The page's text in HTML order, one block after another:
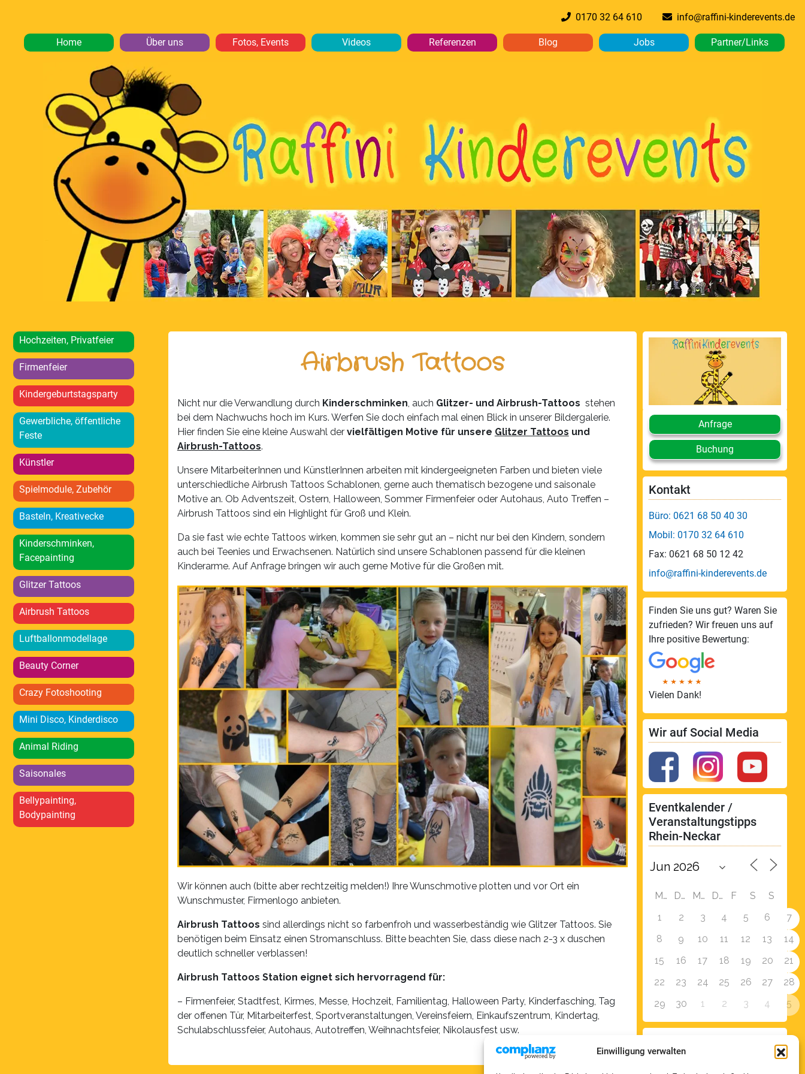
Einwilligung verwalten
0170 32 64 610 info@raffini-kinderevents.de
Home Über uns Fotos, Events Videos Referenzen Blog Jobs Partner/Links
Hochzeiten, Privatfeier
Firmenfeier
Kindergeburtstagsparty
Gewerbliche, öffentliche
Feste
Künstler
Spielmodule, Zubehör
Basteln, Kreativecke
Kinderschminken,
Facepainting
Glitzer Tattoos
Airbrush Tattoos
Luftballonmodellage
Beauty Corner
Crazy Fotoshooting
Mini Disco, Kinderdisco
Animal Riding
Saisonales
Bellypainting,
Bodypainting
Airbrush Tattoos
Nicht nur die Verwandlung durch Kinderschminken, auch Glitzer- und Airbrush-Tattoos stehen
bei dem Nachwuchs hoch im Kurs. Werfen Sie doch einfach mal einen Blick in unserer Bildergalerie.
Hier finden Sie eine kleine Auswahl der vielfältigen Motive für unsere Glitzer Tattoos und
Airbrush-Tattoos.
Unsere MitarbeiterInnen und KünstlerInnen arbeiten mit kindergeeigneten Farben und bieten viele
unterschiedliche Airbrush Tattoos Schablonen, gerne auch thematisch bezogene und saisonale
Motive an. Ob Adventszeit, Ostern, Halloween, Sommer Firmenfeier oder Autohaus, Auto Treffen –
Airbrush Tattoos sind ein Highlight für Groß und Klein.
Da sie fast wie echte Tattoos wirken, kommen sie sehr gut an – nicht nur bei den Kindern, sondern
auch bei Teenies und Erwachsenen. Natürlich sind unsere Schablonen passend für die kleinen
Kinderarme. Auf Anfrage bringen wir auch gerne Motive für die Großen mit.
Wir können auch (bitte aber rechtzeitig melden!) Ihre Wunschmotive plotten und vor Ort ein
Wunschmuster, Firmenlogo anbieten.
Airbrush Tattoos sind allerdings nicht so farbenfroh und wasserbeständig wie Glitzer Tattoos. Sie
benötigen beim Einsatz einen Stromanschluss. Bitte beachten Sie, dass diese nach 2-3 x duschen
deutlich schneller verblassen!
Airbrush Tattoos Station eignet sich hervorragend für:
– Firmenfeier, Stadtfest, Kirmes, Messe, Hochzeit, Familientag, Halloween Party, Kinderfasching, Tag
der offenen Tür, Mitarbeiterfest, Sportveranstaltungen, Vereinsfeiern, Einkaufszentrum, Kindertag,
Schulabschlussfeier, Autohaus, Autotreffen, Weihnachtsfeier, Nikolausfest usw.
Anfrage
Buchung
Kontakt
Büro: 0621 68 50 40 30
Mobil: 0170 32 64 610
Fax: 0621 68 50 12 42
info@raffini-kinderevents.de
Finden Sie uns gut? Waren Sie
zufrieden? Wir freuen uns auf
Ihre positive Bewertung:
Vielen Dank!
Wir auf Social Media
Eventkalender /
Veranstaltungstipps
Rhein-Neckar
M D M D F S
S
1
2 3 4 5 6
7
8
9 10 11 12 13
14
15
16 17 18 19 20
21
22
23 24 25 26 27
28
29
30 1 2 3 4 5